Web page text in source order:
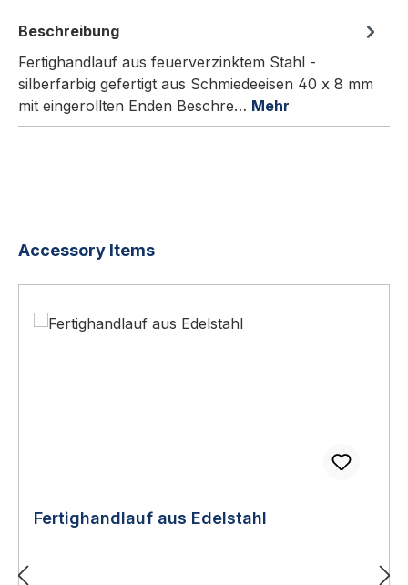
Beschreibung
Fertighandlauf aus feuerverzinktem Stahl -
silberfarbig gefertigt aus Schmiedeeisen 40 x 8 mm
mit eingerollten Enden Beschre… Mehr
Produktgalerie überspringen
Accessory Items
Fertighandlauf aus Edelstahl